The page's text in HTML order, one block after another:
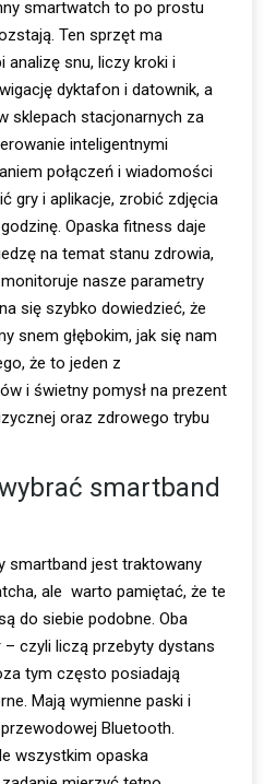
smartwatch to po prostu
Ten sprzęt ma
analizę snu, liczy kroki i
dyktafon i datownik, a
sklepach stacjonarnych za
inteligentnymi
połączeń i wiadomości
gry i aplikacje, zrobić zdjęcia
Opaska fitness daje
na temat stanu zdrowia,
nasze parametry
się szybko dowiedzieć, że
snem głębokim, jak się nam
że to jeden z
i świetny pomysł na prezent
oraz zdrowego trybu
smartband
smartband jest traktowany
ale warto pamiętać, że te
do siebie podobne. Oba
czyli liczą przebyty dystans
tym często posiadają
Mają wymienne paski i
Bluetooth.
wszystkim opaska